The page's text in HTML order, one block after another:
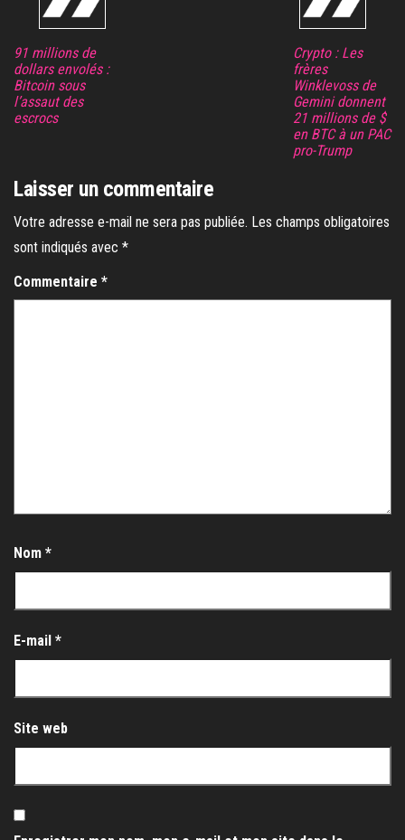
91 millions de
dollars envolés :
Bitcoin sous
l’assaut des
escrocs
Crypto : Les
frères
Winklevoss de
Gemini donnent
21 millions de $
en BTC à un PAC
pro-Trump
Laisser un commentaire
Votre adresse e-mail ne sera pas publiée. Les champs obligatoires
sont indiqués avec *
Commentaire *
Nom *
E-mail *
Site web